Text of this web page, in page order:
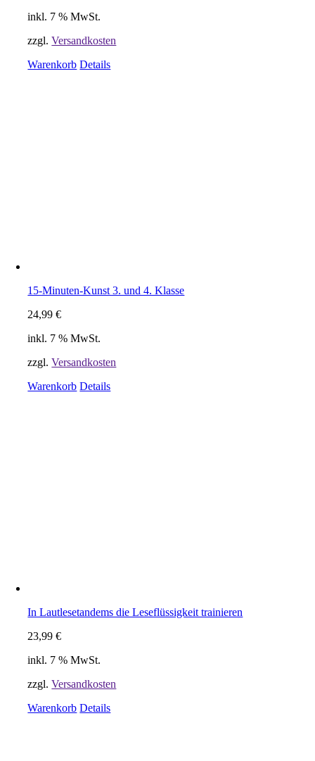
inkl. 7 % MwSt.
zzgl.Versandkosten
Warenkorb Details
15-Minuten-Kunst 3. und 4. Klasse
24,99€
inkl. 7 % MwSt.
zzgl.Versandkosten
Warenkorb Details
In Lautlesetandems die Leseflüssigkeit trainieren
23,99€
inkl. 7 % MwSt.
zzgl.Versandkosten
Warenkorb Details